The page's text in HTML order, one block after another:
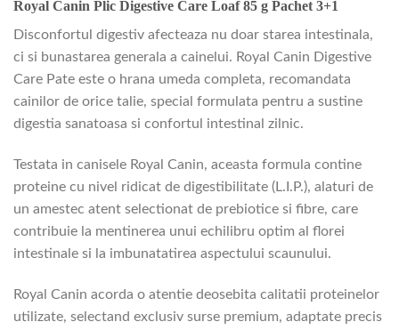
Royal Canin Plic Digestive Care Loaf 85 g Pachet 3+1
Disconfortul digestiv afecteaza nu doar starea intestinala,
ci si bunastarea generala a cainelui. Royal Canin Digestive
Care Pate este o hrana umeda completa, recomandata
cainilor de orice talie, special formulata pentru a sustine
digestia sanatoasa si confortul intestinal zilnic.
Testata in canisele Royal Canin, aceasta formula contine
proteine cu nivel ridicat de digestibilitate (L.I.P.), alaturi de
un amestec atent selectionat de prebiotice si fibre, care
contribuie la mentinerea unui echilibru optim al florei
intestinale si la imbunatatirea aspectului scaunului.
Royal Canin acorda o atentie deosebita calitatii proteinelor
utilizate, selectand exclusiv surse premium, adaptate precis